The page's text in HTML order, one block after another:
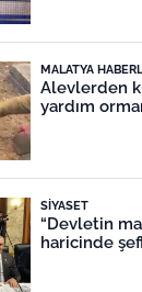
MALATYA
Alevlerden
yardım
SIYASET
“Devletin
haricinde